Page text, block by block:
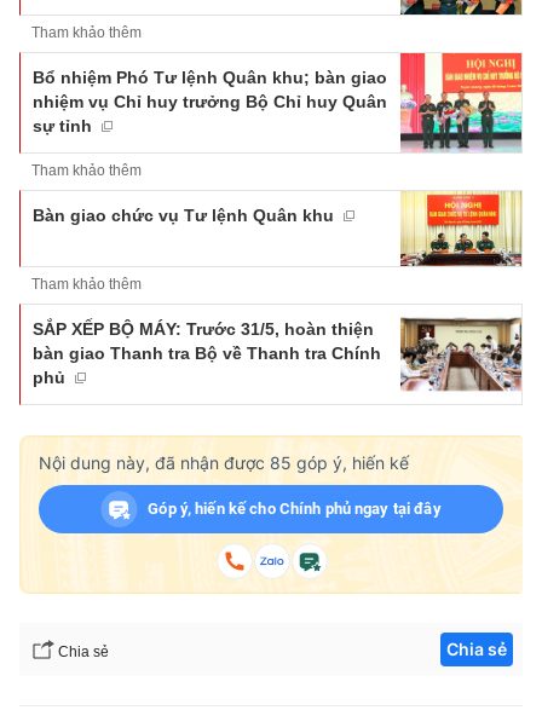
Tham khảo thêm
Bổ nhiệm Phó Tư lệnh Quân khu; bàn giao
nhiệm vụ Chỉ huy trưởng Bộ Chỉ huy Quân
sự tỉnh
Tham khảo thêm
Bàn giao chức vụ Tư lệnh Quân khu
Tham khảo thêm
SẮP XẾP BỘ MÁY: Trước 31/5, hoàn thiện
bàn giao Thanh tra Bộ về Thanh tra Chính
phủ
Nội dung này, đã nhận được 85 góp ý, hiến kế
Góp ý, hiến kế cho Chính phủ ngay tại đây
Chia sẻ Chia sẻ